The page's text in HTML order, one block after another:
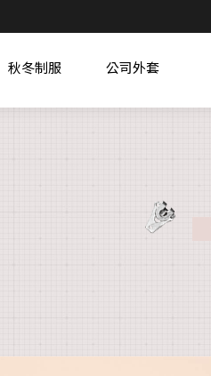
秋冬制服 公司外套